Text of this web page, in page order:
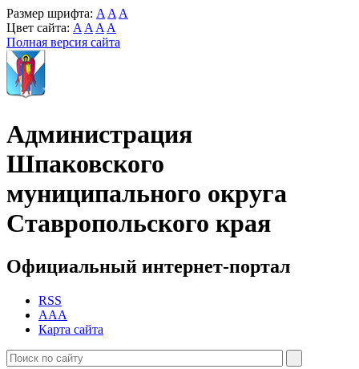
Размер шрифта: A A A
Цвет сайта: A A A A
Полная версия сайта
Администрация
Шпаковского
муниципального округа
Ставропольского края
Официальный интернет-портал
RSS
AAA
Карта сайта